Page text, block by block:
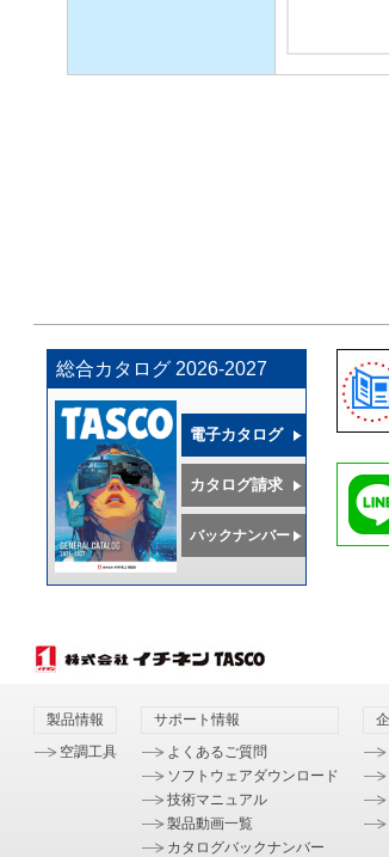
総合カタログ 2026-2027
電子カタログ
カタログ請求
バックナンバー
製品情報
空調工具
サポート情報
よくあるご質問
ソフトウェアダウンロード
技術マニュアル
製品動画一覧
カタログバックナンバー